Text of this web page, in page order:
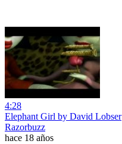
4:28
Elephant Girl by David Lobser
Razorbuzz
hace 18 años